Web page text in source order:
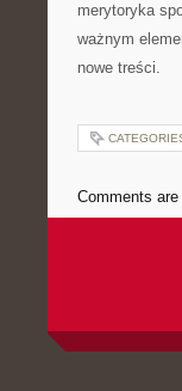
merytoryka
ważnym
nowe treści.
Comments